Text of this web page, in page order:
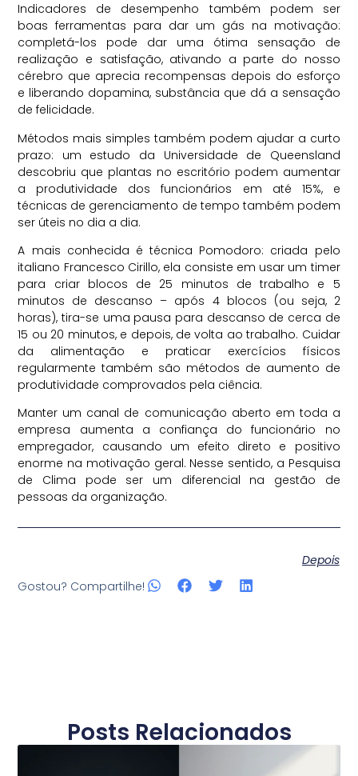
Indicadores de desempenho também podem ser
boas ferramentas para dar um gás na motivação:
completá-los pode dar uma ótima sensação de
realização e satisfação, ativando a parte do nosso
cérebro que aprecia recompensas depois do esforço
e liberando dopamina, substância que dá a sensação
de felicidade.
Métodos mais simples também podem ajudar a curto
prazo: um estudo da Universidade de Queensland
descobriu que plantas no escritório podem aumentar
a produtividade dos funcionários em até 15%, e
técnicas de gerenciamento de tempo também podem
ser úteis no dia a dia.
A mais conhecida é técnica Pomodoro: criada pelo
italiano Francesco Cirillo, ela consiste em usar um timer
para criar blocos de 25 minutos de trabalho e 5
minutos de descanso – após 4 blocos (ou seja, 2
horas), tira-se uma pausa para descanso de cerca de
15 ou 20 minutos, e depois, de volta ao trabalho. Cuidar
da alimentação e praticar exercícios físicos
regularmente também são métodos de aumento de
produtividade comprovados pela ciência.
Manter um canal de comunicação aberto em toda a
empresa aumenta a confiança do funcionário no
empregador, causando um efeito direto e positivo
enorme na motivação geral. Nesse sentido, a Pesquisa
de Clima pode ser um diferencial na gestão de
pessoas da organização.
Depois
Gostou? Compartilhe!
Posts Relacionados